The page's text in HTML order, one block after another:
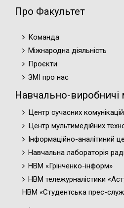
Про Факультет
Команда
Міжнародна діяльність
Проєкти
ЗМІ про нас
Навчально-виробничі
Центр сучасних комунікацій
Центр мультимедійних
Інформаційно-аналітиний
Навчальна лабораторія
НВМ «Грінченко-інформ»
НВМ тележурналістики
НВМ «Студентська прес-